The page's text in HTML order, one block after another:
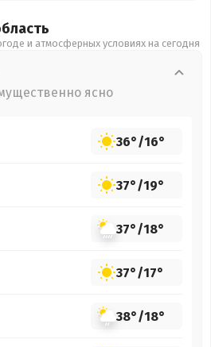
и атмосферных условиях на сегодня
ясно
36°/16°
37°/19°
37°/18°
37°/17°
38°/18°